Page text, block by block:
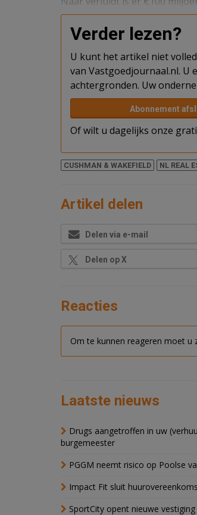
Verder lezen?
U kunt het artikel niet
van Vastgoedjournaal.nl. U
achtergronden. Uw
Abonnement
Of wilt u dagelijks onze
CUSHMAN & WAKEFIELD NL REAL
Artikel delen
Delen via e-mail
Delen op X
Reacties
Om te kunnen reageren moet u
Laatste nieuws
Drugs aangetroffen in uw
burgemeester
PGGM neemt risico op Poolse
Impact Fit sluit
SportCity opent nieuwe